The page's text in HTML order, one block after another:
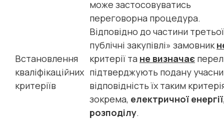
може застосовуватись
переговорна процедура.
Встановлення
кваліфікаційних
критеріїв
Відповідно до частини
публічні закупівлі» замовник
критерії та не визначає
підтверджують подану
відповідність їх таким
зокрема, електричної
розподілу.